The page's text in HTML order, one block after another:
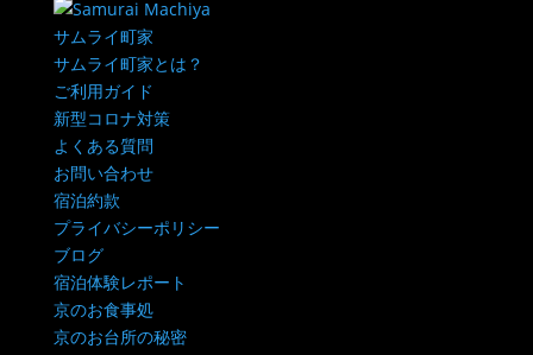
サムライ町家
サムライ町家とは？
ご利用ガイド
新型コロナ対策
よくある質問
お問い合わせ
宿泊約款
プライバシーポリシー
ブログ
宿泊体験レポート
京のお食事処
京のお台所の秘密